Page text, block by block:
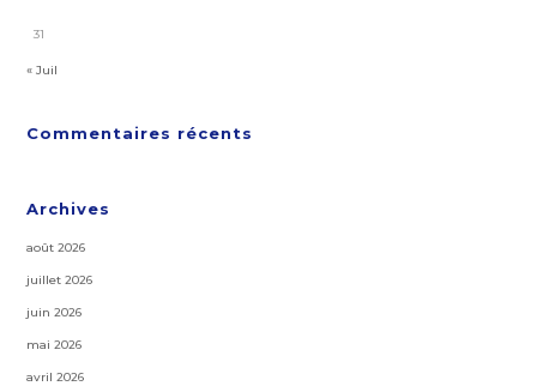
31
« Juil
Commentaires récents
Archives
août 2026
juillet 2026
juin 2026
mai 2026
avril 2026